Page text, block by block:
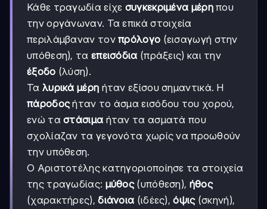
Κάθε τραγωδία είχε συγκεκριμένα μέρηπου
την οργάνωναν. Τα επικά στοιχεία
περιλάμβαναν τονπρόλογο (εισαγωγή στην
υπόθεση), τα επεισόδια (πράξεις) και την
έξοδο (λύση).
Τα λυρικά μέρη ήταν εξίσου σημαντικά. Η
πάροδοςήταν το άσμα εισόδου του χορού,
ενώ ταστάσιμα ήταν τα ασματά που
σχολίαζαν τα γεγονότα χωρίς να προωθούν
την υπόθεση.
Ο Αριστοτέλης κατηγοριοποίησε τα στοιχεία
της τραγωδίας: μύθος(υπόθεση), ήθος
(χαρακτήρες),διάνοια (ιδέες),όψις(σκηνή),